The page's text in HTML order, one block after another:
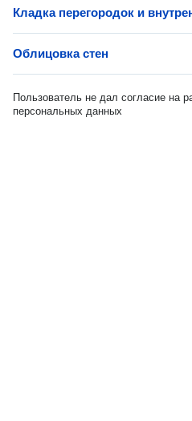
Кладка перегородок и
Облицовка стен
Пользователь не дал согласие на
персональных данных